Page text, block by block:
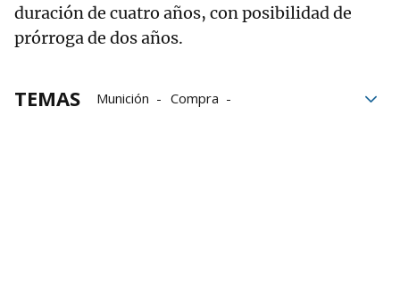
duración de cuatro años, con posibilidad de
prórroga de dos años.
TEMAS Munición
Compra